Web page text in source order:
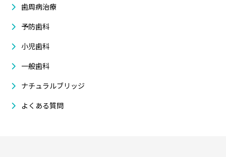
歯周病治療
予防歯科
小児歯科
一般歯科
ナチュラルブリッジ
よくある質問